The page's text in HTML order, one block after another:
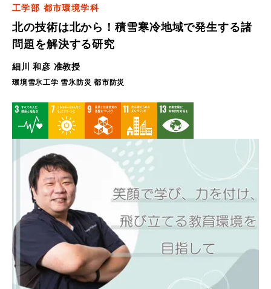
工学部 都市環境学科
北の技術は北から！積雪寒冷地域で発生する諸
問題を解決する研究
細川 和彦 准教授
環境雪氷工学 雪氷防災 都市防災